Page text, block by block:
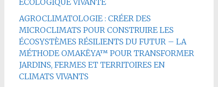
AGROCLIMATOLOGIE : CRÉER DES
MICROCLIMATS POUR CONSTRUIRE LES
ÉCOSYSTÈMES RÉSILIENTS DU FUTUR – LA
MÉTHODE OMAKËYA™ POUR TRANSFORMER
JARDINS, FERMES ET TERRITOIRES EN
CLIMATS VIVANTS